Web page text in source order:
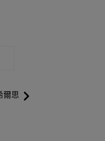
爾思